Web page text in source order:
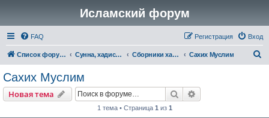
Исламский форум
FAQ Вход
Регистрация
Список форумов Сунна, хадисы, их достоверность и понимание Сборники хадисов Сахих Муслим
Сахих Муслим
Новая тема Поиск
1 тема • Страница 1 из 1